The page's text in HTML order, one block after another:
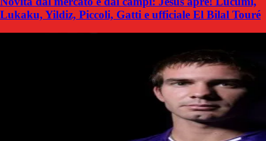
Lukaku, Yildiz, Piccoli, Gatti e ufficiale El Bilal Touré